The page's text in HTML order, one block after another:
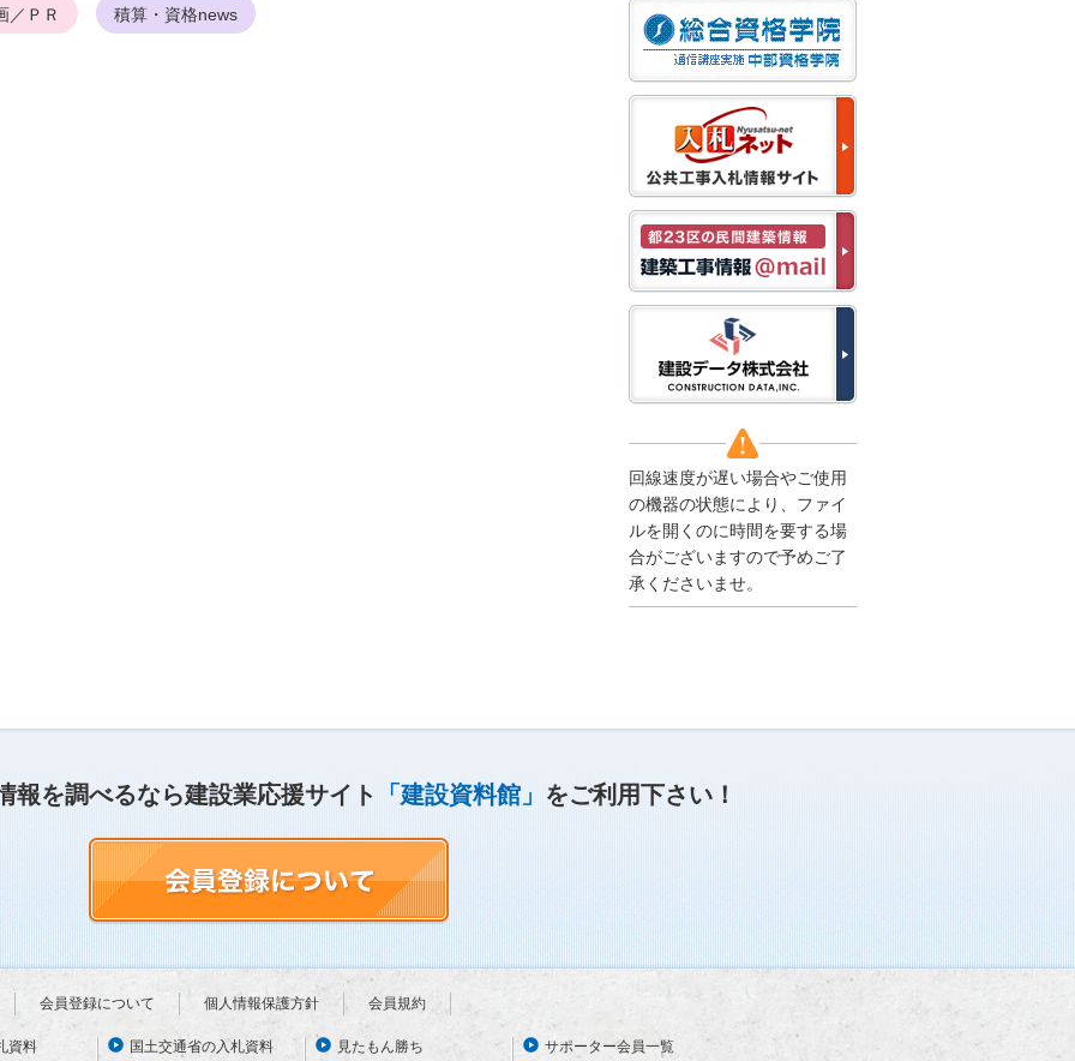
／ＰＲ 積算・資格news
から通常通り運営いたし
ます。
2025/12/22
●年末年始に伴う情報更
新停止のお知らせ●
建設資料館をご利用いた
だき、誠に有難うござい
ます。
下記の期間につきまし
て、弊社休業のため情報
更新を停止させていただ
きます。
【期間】１２月２７日
(土)～１月４日(日)
上記の期間、情報の更新
がされませんので、ご了
承のほど、よろしくお願
なお、情報は１月５日
(月)より登録されます。
2025/08/04
●夏季休業に伴う情報更
新停止のお知らせ●
建設資料館をご利用いた
だき、誠に有難うござい
がされませんので、ご了
承のほど、よろしくお願
伴う情報更新停止のお知
らせ(04/26～04/29、05/0
ユーザー各位
回線速度が遅い場合やご使用
の機器の状態により、ファイ
ルを開くのに時間を要する場
合がございますので予めご了
承くださいませ。
報を調べるなら建設業応援サイト 「建設資料館」 をご利用下さい！
会員登録について 個人情報保護方針 会員規約
資料 国土交通省の入札資料 見たもん勝ち サポーター会員一覧